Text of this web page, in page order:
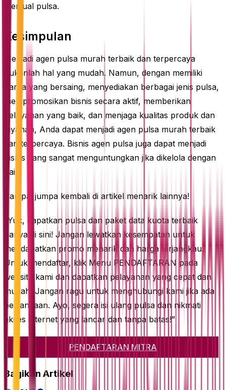
menjual pulsa.
Kesimpulan
Menjadi agen pulsa murah terbaik dan terpercaya
bukanlah hal yang mudah. Namun, dengan memiliki
harga yang bersaing, menyediakan berbagai jenis pulsa,
mempromosikan bisnis secara aktif, memberikan
pelayanan yang baik, dan menjaga kualitas produk dan
layanan, Anda dapat menjadi agen pulsa murah terbaik
dan terpercaya. Bisnis agen pulsa juga dapat menjadi
bisnis yang sangat menguntungkan jika dikelola dengan
baik.
Sampai jumpa kembali di artikel menarik lainnya!
“Yuk, dapatkan pulsa dan paket data kuota terbaik
hanya di sini! Jangan lewatkan kesempatan untuk
mendapatkan promo menarik dan harga terjangkau.
Untuk mendaftar, klik Menu PENDAFTARAN pada
website kami dan dapatkan pelayanan yang cepat dan
mudah. Jangan ragu untuk menghubungi kami jika ada
pertanyaan. Ayo, segera isi ulang pulsa dan nikmati
akses internet yang lancar dan tanpa batas!”
PENDAFTARAN MITRA
Bagikan Artikel